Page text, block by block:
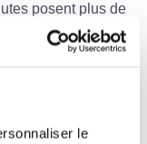
le
posent plus de